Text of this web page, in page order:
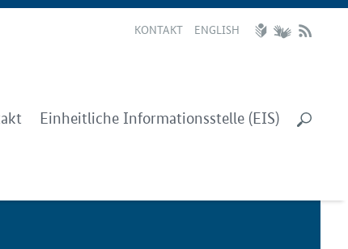
KONTAKT ENGLISH
Einheitliche Informationsstelle (EIS)